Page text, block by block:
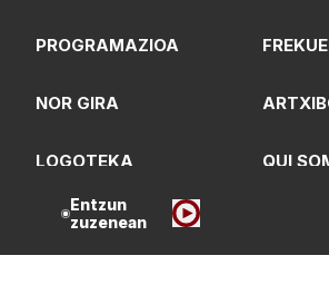
Entzun
zuzenean
PROGRAMAZIOA
NOR GIRA
LOGOTEKA QUI